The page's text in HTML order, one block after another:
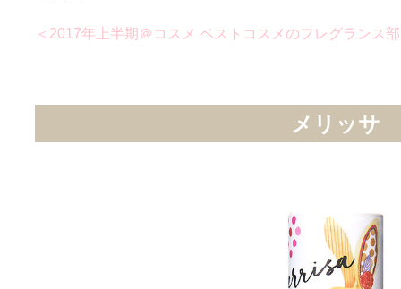
＜2017年上半期＠コスメ ベストコスメのフレグランス
メリッサ